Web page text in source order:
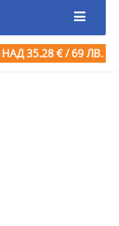
НАД 35.28 € / 69 ЛВ.